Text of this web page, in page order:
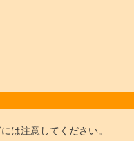
は注意してください。